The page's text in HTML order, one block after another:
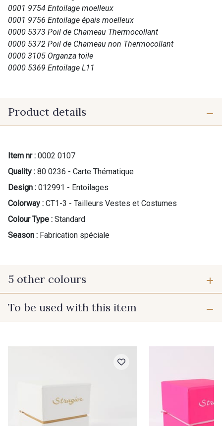
0001 9754 Entoilage moelleux
0001 9756 Entoilage épais moelleux
0000 5373 Poil de Chameau Thermocollant
0000 5372 Poil de Chameau non Thermocollant
0000 3105 Organza toile
0000 5369 Entoilage L11
Product details
Item nr : 0002 0107
Quality : 80 0236 - Carte Thématique
Design : 012991 - Entoilages
Colorway : CT1-3 - Tailleurs Vestes et Costumes
Colour Type : Standard
Season : Fabrication spéciale
5 other colours
CT1 - Les 4 Series complètes
CT1-1 - Vêtements fins femme
et enfant
CT1-5 - Robes de Mariées
To be used with this item